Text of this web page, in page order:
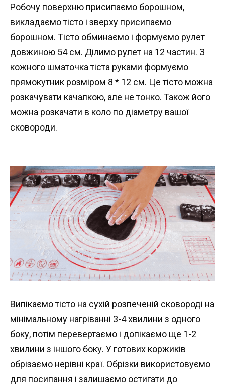
Робочу поверхню присипаємо борошном,
викладаємо тісто і зверху присипаємо
борошном. Тісто обминаємо і формуємо рулет
довжиною 54 см. Ділимо рулет на 12 частин. З
кожного шматочка тіста руками формуємо
прямокутник розміром 8 * 12 см. Це тісто можна
розкачувати качалкою, але не тонко. Також його
можна розкачати в коло по діаметру вашої
сковороди.
Випікаємо тісто на сухій розпеченій сковороді на
мінімальному нагріванні 3-4 хвилини з одного
боку, потім перевертаємо і допікаємо ще 1-2
хвилини з іншого боку. У готових коржиків
обрізаємо нерівні краї. Обрізки використовуємо
для посипання і залишаємо остигати до